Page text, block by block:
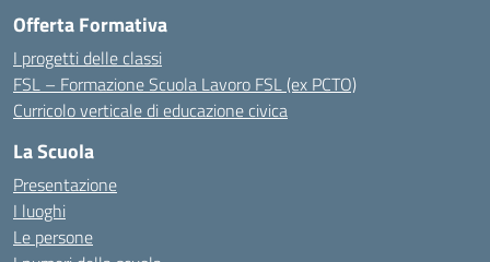
Offerta Formativa
I progetti delle classi
FSL – Formazione Scuola Lavoro FSL (ex PCTO)
Curricolo verticale di educazione civica
La Scuola
Presentazione
I luoghi
Le persone